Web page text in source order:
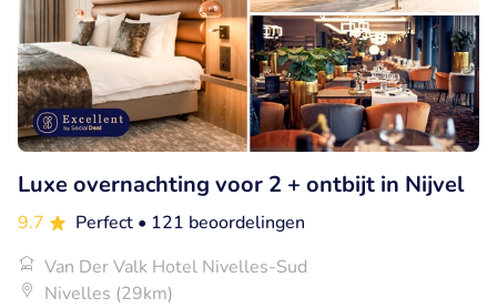
Luxe overnachting voor 2 + ontbijt in Nijvel
9.7 Perfect • 121 beoordelingen
Van Der Valk Hotel Nivelles-Sud
Nivelles (29km)